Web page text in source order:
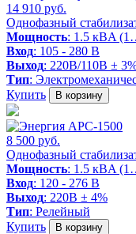
14 910 руб.
Однофазный
Мощность: 1.5 кВA
Вход: 105 - 280 В
Выход: 220В/110В ±
Тип:
Купить
В корзину
8 500 руб.
Однофазный
Мощность: 1.5 кВA
Вход: 120 - 276 В
Выход: 220В ± 4%
Тип: Релейный
Купить
В корзину